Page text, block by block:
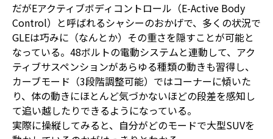
だがEアクティブボディコントロール（E-Active Body
Control）と呼ばれるシャシーのおかげで、多くの状況で
GLEは巧みに（なんとか）その重さを隠すことが可能と
なっている。48ボルトの電動システムと連動して、アク
ティブサスペンションがあらゆる種類の動きも習得し、
カーブモード（3段階調整可能）ではコーナーに傾いた
り、体の動きにほとんど気づかないほどの段差を感知し
て追い越したりできるようになっている。
実際に操縦してみると、自分がどのモードで大型SUVを